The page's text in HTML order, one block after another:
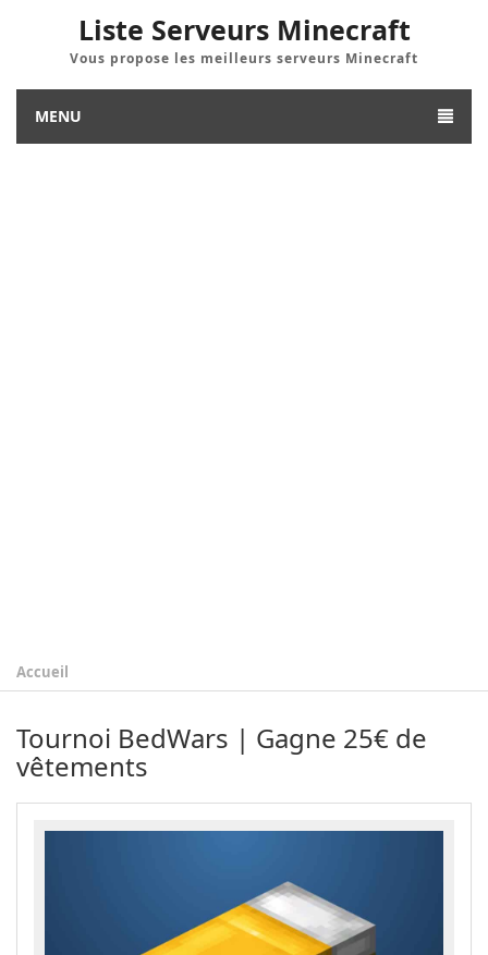
Liste Serveurs Minecraft
Vous propose les meilleurs serveurs Minecraft
MENU
Accueil
Tournoi BedWars | Gagne 25€ de
vêtements